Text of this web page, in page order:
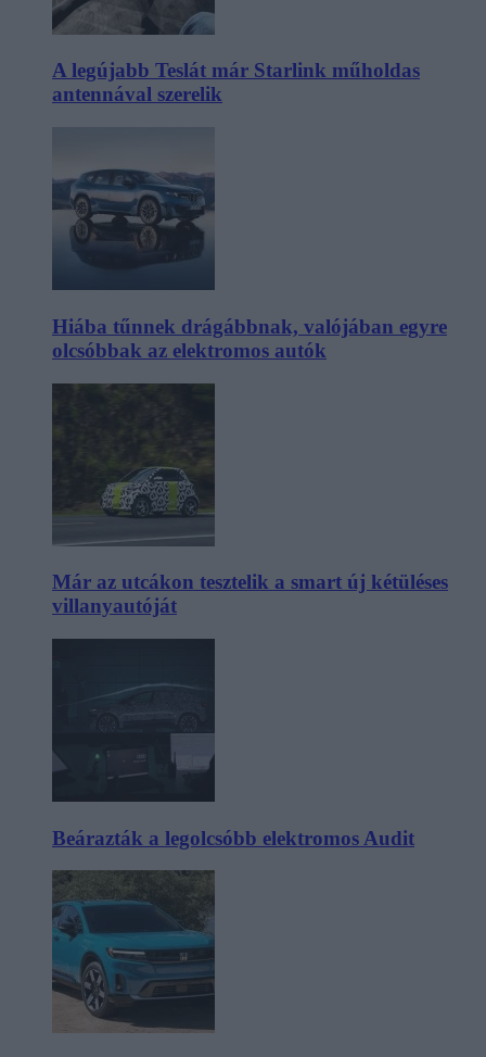
A legújabb Teslát már Starlink műholdas
antennával szerelik
Hiába tűnnek drágábbnak, valójában egyre
olcsóbbak az elektromos autók
Már az utcákon tesztelik a smart új kétüléses
villanyautóját
Beárazták a legolcsóbb elektromos Audit